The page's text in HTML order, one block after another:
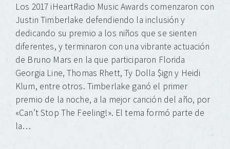
Los 2017 iHeartRadio Music Awards comenzaron con
Justin Timberlake defendiendo la inclusión y
dedicando su premio a los niños que se sienten
diferentes, y terminaron con una vibrante actuación
de Bruno Mars en la que participaron Florida
Georgia Line, Thomas Rhett, Ty Dolla $ign y Heidi
Klum, entre otros. Timberlake ganó el primer
premio de la noche, a la mejor canción del año, por
«Can’t Stop The Feeling!». El tema formó parte de
la…